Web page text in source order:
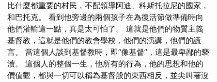
比什麼都重要的村民，不配領導阿迪、科斯托拉尼的國家，
和巴托克。 看到他旁邊的兩個孩子在為復活節做準備時向
他們灌輸這一點，真是太可怕了。 這就是他們的物質主義
基督教，這就是他們的教會學校，他們的演講，他們的謊
言。 當這個人談到基督教時，即“像基督”，這是最卑鄙的褻
瀆。 這個人的整個一生，他所有的行為，他的思想和他的
價值觀，都與一切可以稱為基督般的東西相反，並尖叫著沒